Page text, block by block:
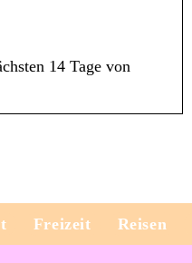
14 Tage von
Freizeit Reisen